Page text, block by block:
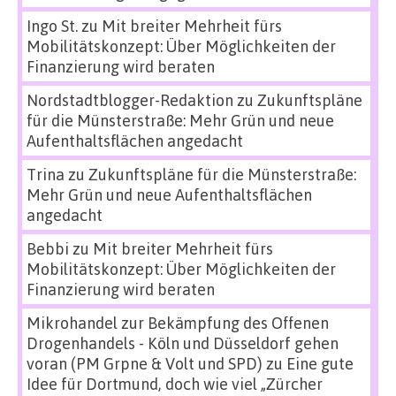
Ingo St.zu Mit breiter Mehrheit fürs
Mobilitätskonzept: Über Möglichkeiten der
Finanzierung wird beraten
Nordstadtblogger-Redaktion zu Zukunftspläne
für die Münsterstraße: Mehr Grün und neue
Aufenthaltsflächen angedacht
Trina zu Zukunftspläne für die Münsterstraße:
Mehr Grün und neue Aufenthaltsflächen
angedacht
Bebbi zu Mit breiter Mehrheit fürs
Mobilitätskonzept: Über Möglichkeiten der
Finanzierung wird beraten
Mikrohandel zur Bekämpfung des Offenen
Drogenhandels - Köln und Düsseldorf gehen
voran (PM Grpne & Volt und SPD) zu Eine gute
Idee für Dortmund, doch wie viel „Zürcher